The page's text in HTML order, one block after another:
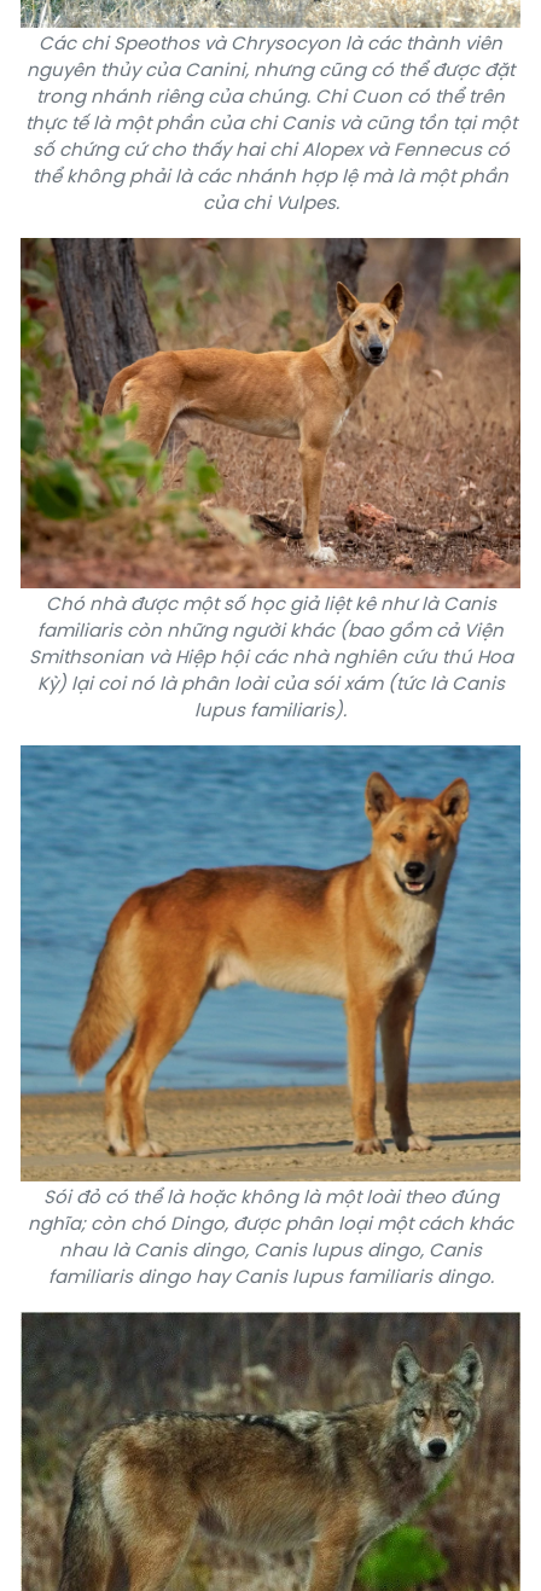
Các chi Speothos và Chrysocyon là các thành viên
nguyên thủy của Canini, nhưng cũng có thể được đặt
trong nhánh riêng của chúng. Chi Cuon có thể trên
thực tế là một phần của chi Canis và cũng tồn tại một
số chứng cứ cho thấy hai chi Alopex và Fennecus có
thể không phải là các nhánh hợp lệ mà là một phần
của chi Vulpes.
Chó nhà được một số học giả liệt kê như là Canis
familiaris còn những người khác (bao gồm cả Viện
Smithsonian và Hiệp hội các nhà nghiên cứu thú Hoa
Kỳ) lại coi nó là phân loài của sói xám (tức là Canis
lupus familiaris).
Sói đỏ có thể là hoặc không là một loài theo đúng
nghĩa; còn chó Dingo, được phân loại một cách khác
nhau là Canis dingo, Canis lupus dingo, Canis
familiaris dingo hay Canis lupus familiaris dingo.